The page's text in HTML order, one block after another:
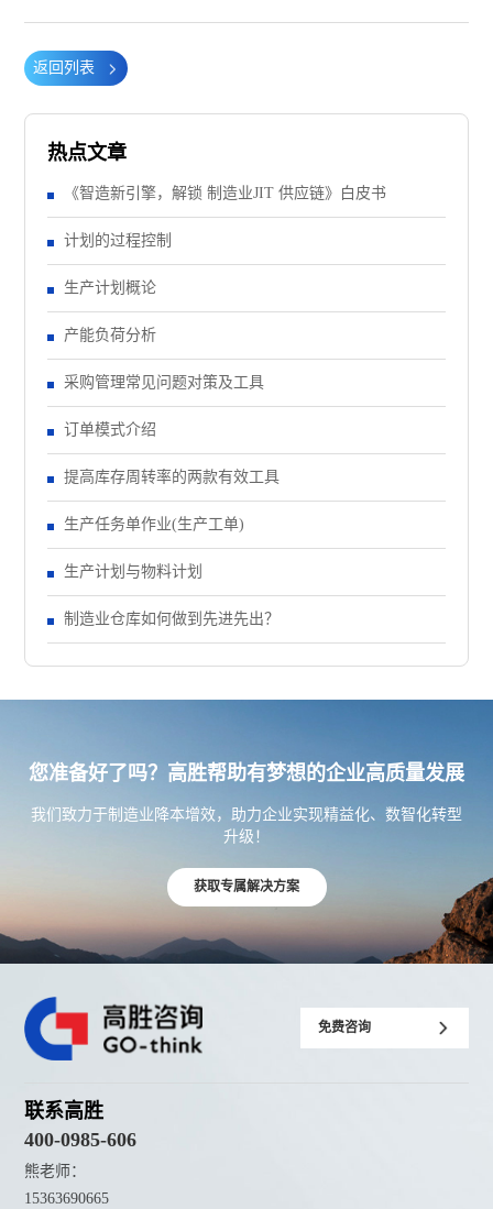
返回列表
热点文章
《智造新引擎，解锁 制造业JIT 供应链》白皮书
计划的过程控制
生产计划概论
产能负荷分析
采购管理常见问题对策及工具
订单模式介绍
提高库存周转率的两款有效工具
生产任务单作业(生产工单)
生产计划与物料计划
制造业仓库如何做到先进先出？
您准备好了吗？高胜帮助有梦想的企业高质量发展
我们致力于制造业降本增效，助力企业实现精益化、数智化转型
升级！
获取专属解决方案
免费咨询
联系高胜
400-0985-606
熊老师：
15363690665